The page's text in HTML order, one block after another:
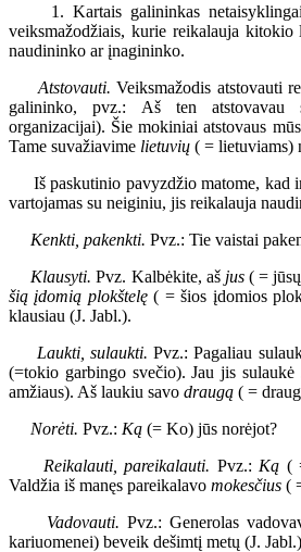
1. Kartais galininkas netaisyklingai
veiksmažodžiais, kurie reikalauja
naudininko ar įnagininko.
Atstovauti. Veiksmažodis atstovauti
galininko, pvz.: Aš ten atstovavau
organizacijai). Šie mokiniai atstovaus
Tame suvažiavime lietuvių ( = lietuviams)
Iš paskutinio pavyzdžio matome, kad
vartojamas su neiginiu, jis reikalauja
Kenkti, pakenkti. Pvz.: Tie vaistai
Klausyti. Pvz. Kalbėkite, aš jus( =
šią įdomią plokštelę( = šios įdomios
klausiau (J. Jabl.).
Laukti, sulaukti. Pvz.: Pagaliau
(=tokio garbingo svečio). Jau jis sulaukė
amžiaus). Aš laukiu savo draugą ( =
Norėti. Pvz.: Ką (= Ko) jūs norėjot?
Reikalauti, pareikalauti. Pvz.: Ką (
Valdžia iš manęs pareikalavo mokesčius (
Vadovauti. Pvz.: Generolas
kariuomenei) beveik dešimtį metų (J.